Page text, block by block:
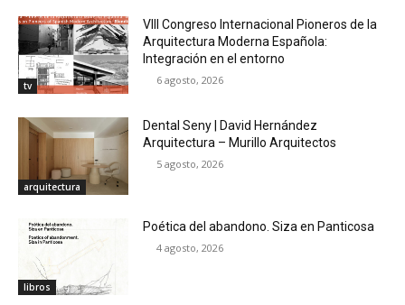
tv
VIII Congreso Internacional Pioneros de la
Arquitectura Moderna Española:
Integración en el entorno
6 agosto, 2026
arquitectura
Dental Seny | David Hernández
Arquitectura – Murillo Arquitectos
5 agosto, 2026
libros
Poética del abandono. Siza en Panticosa
4 agosto, 2026